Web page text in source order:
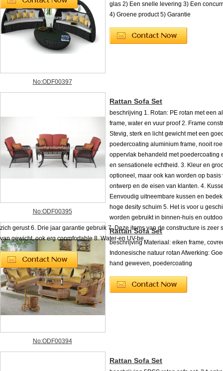
No:ODF00397
glas 2) Een snelle levering 3) Een
4) Groene product 5) Garantie
No:ODF00395
Rattan Sofa Set
beschrijving 1. Rotan: PE rotan met een
frame, water en vuur proof 2. Frame
Stevig, sterk en licht gewicht met een
poedercoating aluminium frame, nooit
oppervlak behandeld met poedercoating
en sensationele echtheid. 3. Kleur en
optioneel, maar ook kan worden op basis
ontwerp en de eisen van klanten. 4.
Eenvoudig uitneembare kussen en
hoge desity schuim 5. Het is voor u
worden gebruikt in binnen-huis en
zich gerust 6. Drie jaar garantie gebruik 7. Deze items van de constructure is zeer
van gewicht, ook erg conmfortable 8. Water-en UV-be...
No:ODF00394
Rattan Sofa Set
beschrijving Materiaal: eiken frame,
Indonesische natuur rotan Afwerking:
hand geweven, poedercoating
Rattan Sofa Set